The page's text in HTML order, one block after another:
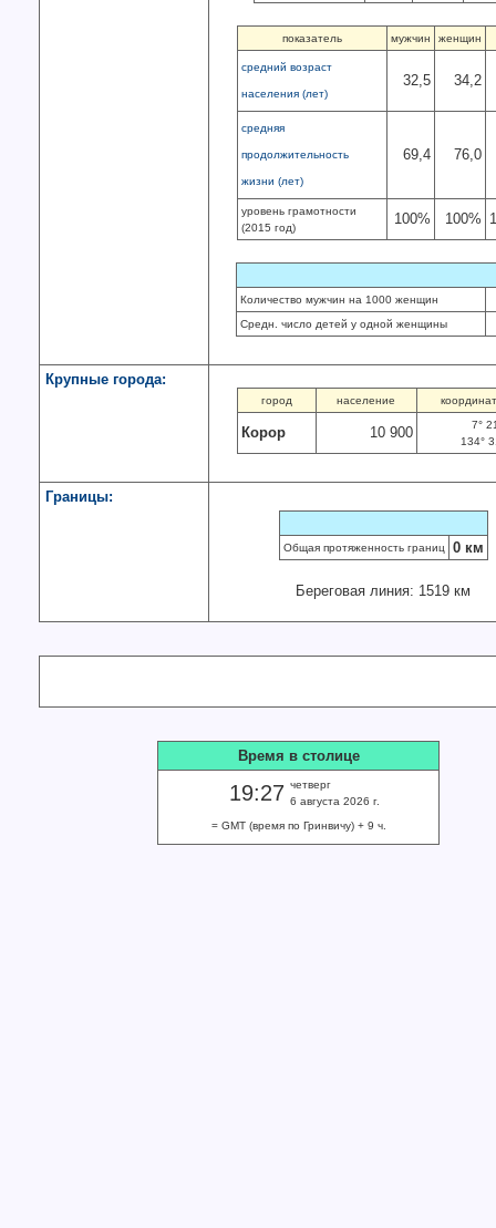
показатель мужчин женщин
средний возраст
населения (лет)
32,5 34,2
средняя
продолжительность
жизни (лет)
69,4 76,0
уровень грамотности
(2015 год)
100% 100%
Количество мужчин на 1000 женщин
Средн. число детей у одной женщины
Крупные города:
город население
Корор 10 900
7°
134°
Границы:
Общая протяженность границ 0 км
Береговая линия: 1519 км
Время в столице
19:27 четверг
6 августа 2026 г.
= GMT (время по Гринвичу) + 9 ч.